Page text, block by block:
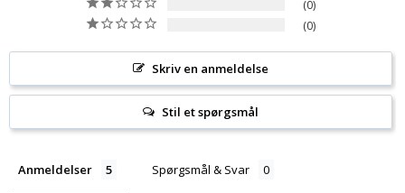
0
0
Skriv en anmeldelse
Stil et spørgsmål
Anmeldelser Spørgsmål & Svar